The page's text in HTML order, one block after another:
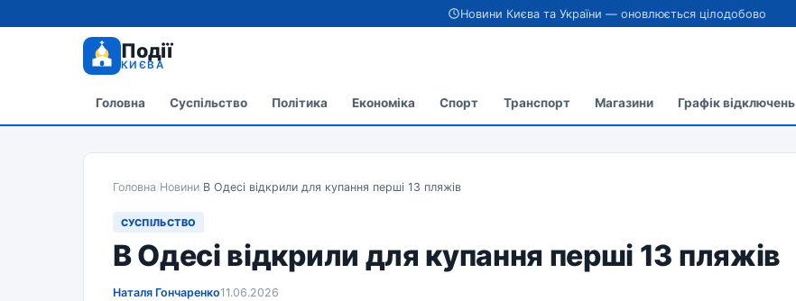
Новини Києва та України — оновлюється цілодобово
Події
КИЄВА
Головна Суспільство Політика Економіка Спорт Транспорт Магазини Графік відключень
Головна/Новини/В Одесі відкрили для купання перші 13 пляжів
СУСПІЛЬСТВО
В Одесі відкрили для купання перші 13 пляжів
Наталя Гончаренко11.06.2026